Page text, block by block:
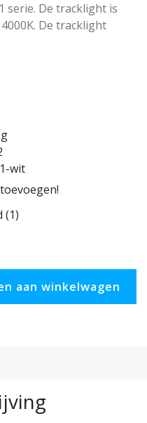
serie. De tracklight is
De tracklight
wit
(1)
aan winkelwagen